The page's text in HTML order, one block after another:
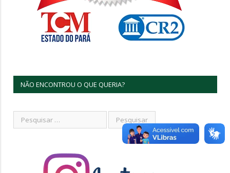
NÃO ENCONTROU O QUE QUERIA?